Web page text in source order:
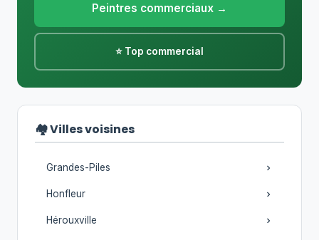
Peintres commerciaux →
⭐ Top commercial
🏘️ Villes voisines
Grandes-Piles
Honfleur
Hérouxville